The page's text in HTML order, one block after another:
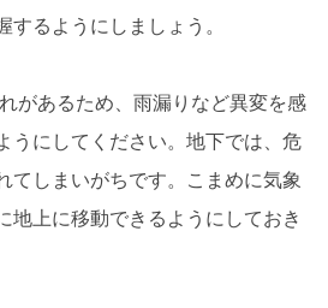
するようにしましょう。
があるため、雨漏りなど異変を感
うにしてください。地下では、危
てしまいがちです。こまめに気象
地上に移動できるようにしておき